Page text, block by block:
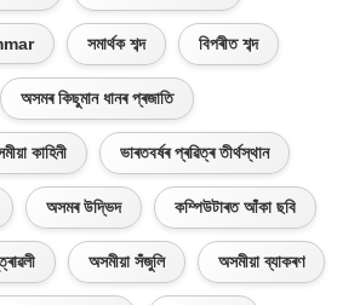
সমাৰ্থক শব্দ বিপৰীত শব্দ
অসমৰ কিছুমান ধানৰ প্ৰজাতি
কাহিনী ভাৰতবৰ্ষৰ প্ৰৱিত্ৰ তীৰ্থস্থান
অসমৰ উদ্ভিদ কম্পিউটাৰত আঁকা ছবি
অসমীয়া সঁজুলি অসমীয়া ব্যাকৰণ